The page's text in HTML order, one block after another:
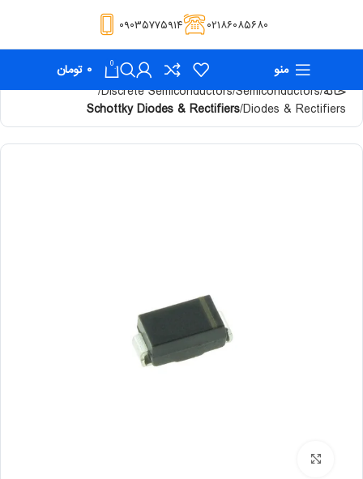
۰۲۱۸۶۰۸۵۶۸۰ ۰۹۰۳۵۷۷۵۹۱۴
منو 0 ۰ تومان
خانهSemiconductors
Discrete Semiconductors
Diodes & Rectifiers
Schottky Diodes & Rectifiers